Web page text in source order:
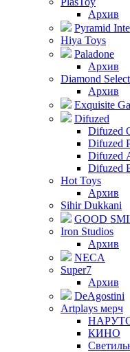
Архив
Pyramid
Hiya Toys
Paladone
Архив
Diamond Select
Архив
Exquisite
Difuzed
Difuzed
Difuzed
Difuzed
Difuzed
Hot Toys
Архив
Sihir Dukkani
GOOD
Iron Studios
Архив
NECA
Super7
Архив
DeAgostini
Artplays мерч
КИНО